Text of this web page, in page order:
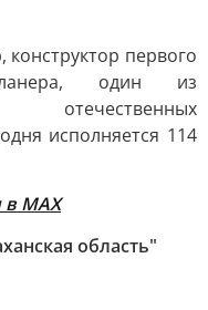
первого
один из
исполняется 114
в МАХ
область"